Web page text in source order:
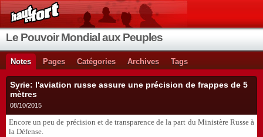
Le Pouvoir Mondial aux Peuples
Notes Pages Catégories Archives Tags
Syrie: l'aviation russe assure une précision de frappes de 5
mètres
08/10/2015
Encore un peu de précision et de transparence de la part du Ministère Russe à
la Défense.